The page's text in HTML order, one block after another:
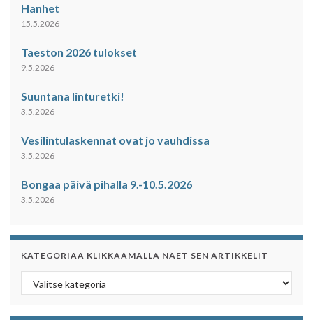
Hanhet
15.5.2026
Taeston 2026 tulokset
9.5.2026
Suuntana linturetki!
3.5.2026
Vesilintulaskennat ovat jo vauhdissa
3.5.2026
Bongaa päivä pihalla 9.-10.5.2026
3.5.2026
KATEGORIAA KLIKKAAMALLA NÄET SEN ARTIKKELIT
Kategoriaa klikkaamalla näet sen artikkelit